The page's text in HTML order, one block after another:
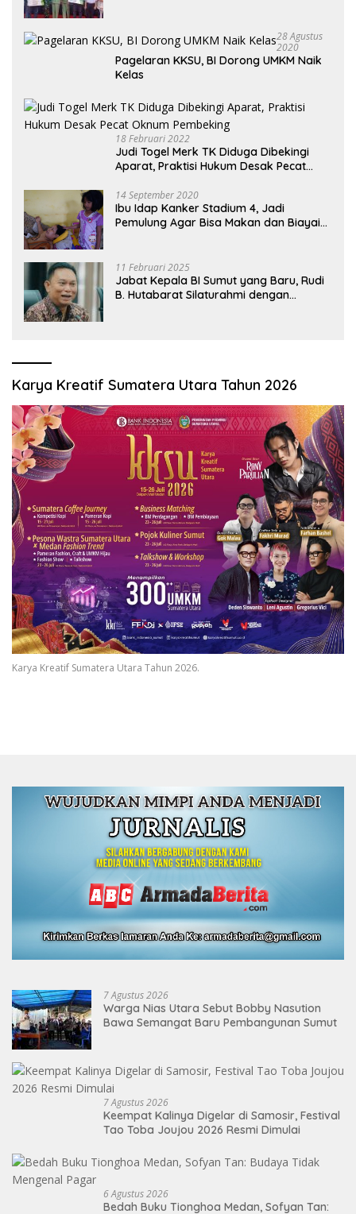
28 Agustus
2020
Pagelaran KKSU, BI Dorong UMKM Naik
Kelas
18 Februari 2022
Judi Togel Merk TK Diduga Dibekingi
Aparat, Praktisi Hukum Desak Pecat
14 September 2020
Ibu Idap Kanker Stadium 4, Jadi
Pemulung Agar Bisa Makan dan Biayai
11 Februari 2025
Jabat Kepala BI Sumut yang Baru, Rudi
B. Hutabarat Silaturahmi dengan
Karya Kreatif Sumatera Utara Tahun 2026
Karya Kreatif Sumatera Utara Tahun 2026.
7 Agustus 2026
Warga Nias Utara Sebut Bobby Nasution
Bawa Semangat Baru Pembangunan Sumut
7 Agustus 2026
Keempat Kalinya Digelar di Samosir, Festival
Tao Toba Joujou 2026 Resmi Dimulai
6 Agustus 2026
Bedah Buku Tionghoa Medan, Sofyan Tan: